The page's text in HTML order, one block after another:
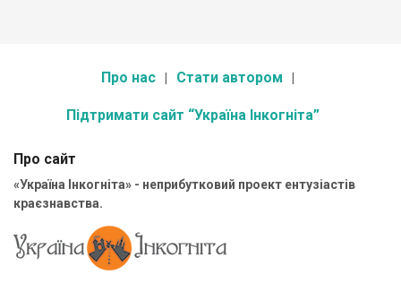
Про нас Стати автором
Підтримати сайт “Україна Інкогніта”
Про сайт
«Україна Інкогніта» - неприбутковий проект ентузіастів
краєзнавства.